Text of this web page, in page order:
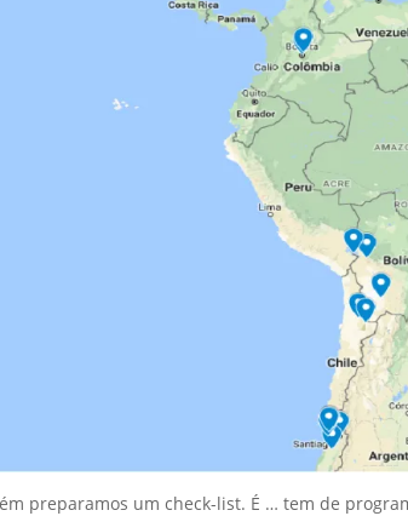
preparamos um check-list. É … tem de